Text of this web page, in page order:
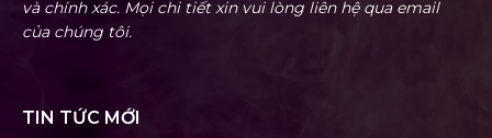
và chính xác. Mọi chi tiết xin vui lòng liên hệ qua email
của chúng tôi.
TIN TỨC MỚI